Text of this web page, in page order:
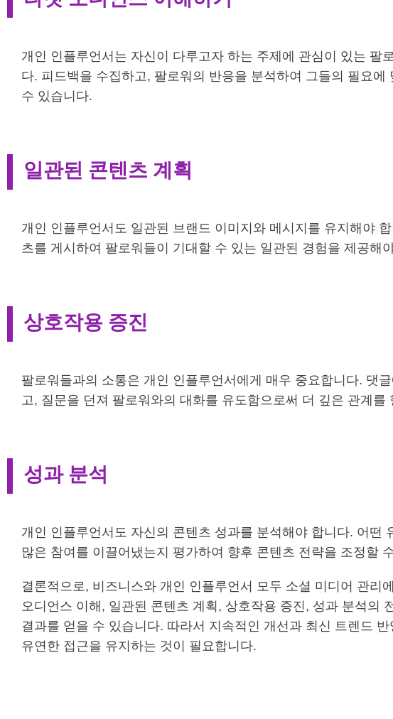
개인 인플루언서는 자신이 다루고자 하는 주제에 관심이 있는 팔
다. 피드백을 수집하고, 팔로워의 반응을 분석하여 그들의 필요에
수 있습니다.
일관된 콘텐츠 계획
개인 인플루언서도 일관된 브랜드 이미지와 메시지를 유지해야
츠를 게시하여 팔로워들이 기대할 수 있는 일관된 경험을 제공해
상호작용 증진
팔로워들과의 소통은 개인 인플루언서에게 매우 중요합니다. 댓
고, 질문을 던져 팔로워와의 대화를 유도함으로써 더 깊은 관계를
성과 분석
개인 인플루언서도 자신의 콘텐츠 성과를 분석해야 합니다. 어떤
많은 참여를 이끌어냈는지 평가하여 향후 콘텐츠 전략을 조정할
결론적으로, 비즈니스와 개인 인플루언서 모두 소셜 미디어 관리
오디언스 이해, 일관된 콘텐츠 계획, 상호작용 증진, 성과 분석의
결과를 얻을 수 있습니다. 따라서 지속적인 개선과 최신 트렌드
유연한 접근을 유지하는 것이 필요합니다.